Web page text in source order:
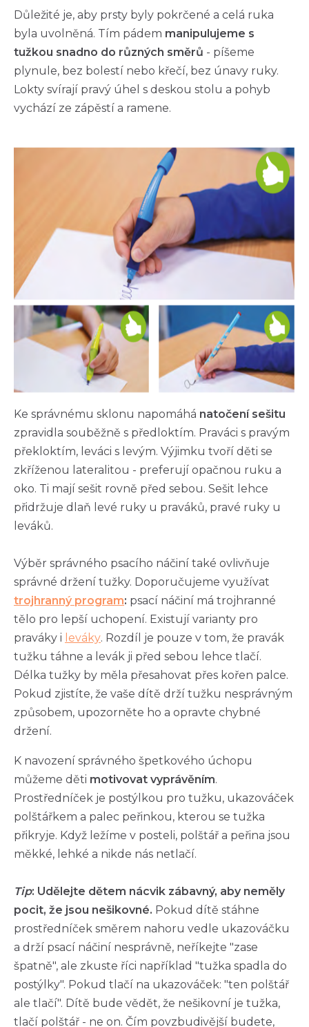
Důležité je, aby prsty byly pokrčené a celá ruka
byla uvolněná. Tím pádem manipulujeme s
tužkou snadno do různých směrů - píšeme
plynule, bez bolestí nebo křečí, bez únavy ruky.
Lokty svírají pravý úhel s deskou stolu a pohyb
vychází ze zápěstí a ramene.
Ke správnému sklonu napomáhá natočení sešitu
zpravidla souběžně s předloktím. Praváci s pravým
překloktím, leváci s levým. Výjimku tvoří děti se
zkříženou lateralitou - preferují opačnou ruku a
oko. Ti mají sešit rovně před sebou. Sešit lehce
přidržuje dlaň levé ruky u praváků, pravé ruky u
leváků.
Výběr správného psacího náčiní také ovlivňuje
správné držení tužky. Doporučujeme využívat
trojhranný program: psací náčiní má trojhranné
tělo pro lepší uchopení. Existují varianty pro
praváky i leváky. Rozdíl je pouze v tom, že pravák
tužku táhne a levák ji před sebou lehce tlačí.
Délka tužky by měla přesahovat přes kořen palce.
Pokud zjistíte, že vaše dítě drží tužku nesprávným
způsobem, upozorněte ho a opravte chybné
držení.
K navození správného špetkového úchopu
můžeme děti motivovat vyprávěním.
Prostředníček je postýlkou pro tužku, ukazováček
polštářkem a palec peřinkou, kterou se tužka
přikryje. Když ležíme v posteli, polštář a peřina jsou
měkké, lehké a nikde nás netlačí.
Tip: Udělejte dětem nácvik zábavný, aby neměly
pocit, že jsou nešikovné. Pokud dítě stáhne
prostředníček směrem nahoru vedle ukazováčku
a drží psací náčiní nesprávně, neříkejte "zase
špatně", ale zkuste říci například "tužka spadla do
postýlky". Pokud tlačí na ukazováček: "ten polštář
ale tlačí". Dítě bude vědět, že nešikovní je tužka,
tlačí polštář - ne on. Čím povzbudivější budete,